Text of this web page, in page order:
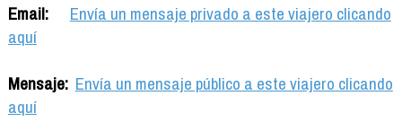
Email:
Envía un mensaje privado a este viajero clicando
aquí
Mensaje: Envía un mensaje público a este viajero clicando
aquí